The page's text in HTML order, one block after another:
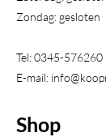
Zondag: gesloten
Tel:0345-576260
E-mail:
Shop